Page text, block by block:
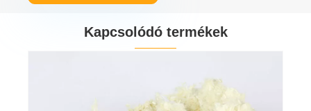
Kapcsolódó termékek